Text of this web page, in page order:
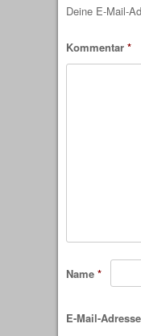
Deine E-Mail-
Kommentar *
Name *
E-Mail-Adresse